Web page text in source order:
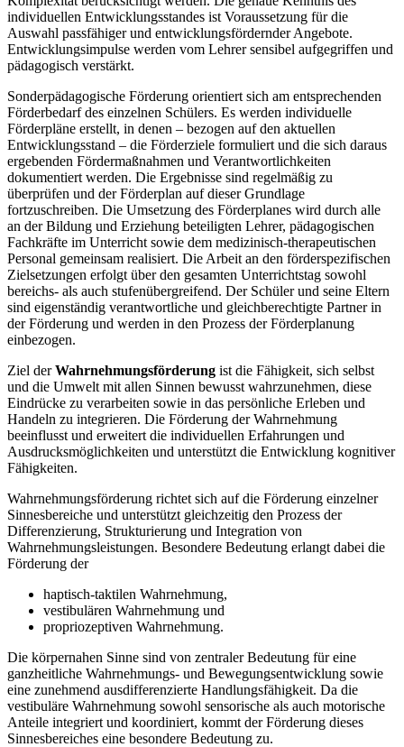
individuellen Entwicklungsstandes ist Voraussetzung für die
Auswahl passfähiger und entwicklungsfördernder Angebote.
Entwicklungsimpulse werden vom Lehrer sensibel aufgegriffen und
pädagogisch verstärkt.
Sonderpädagogische Förderung orientiert sich am entsprechenden
Förderbedarf des einzelnen Schülers. Es werden individuelle
Förderpläne erstellt, in denen – bezogen auf den aktuellen
Entwicklungsstand – die Förderziele formuliert und die sich daraus
ergebenden Fördermaßnahmen und Verantwortlichkeiten
dokumentiert werden. Die Ergebnisse sind regelmäßig zu
überprüfen und der Förderplan auf dieser Grundlage
fortzuschreiben. Die Umsetzung des Förderplanes wird durch alle
an der Bildung und Erziehung beteiligten Lehrer, pädagogischen
Fachkräfte im Unterricht sowie dem medizinisch-therapeutischen
Personal gemeinsam realisiert. Die Arbeit an den förderspezifischen
Zielsetzungen erfolgt über den gesamten Unterrichtstag sowohl
bereichs- als auch stufenübergreifend. Der Schüler und seine Eltern
sind eigenständig verantwortliche und gleichberechtigte Partner in
der Förderung und werden in den Prozess der Förderplanung
einbezogen.
Ziel derWahrnehmungsförderung ist die Fähigkeit, sich selbst
und die Umwelt mit allen Sinnen bewusst wahrzunehmen, diese
Eindrücke zu verarbeiten sowie in das persönliche Erleben und
Handeln zu integrieren. Die Förderung der Wahrnehmung
beeinflusst und erweitert die individuellen Erfahrungen und
Ausdrucksmöglichkeiten und unterstützt die Entwicklung kognitiver
Fähigkeiten.
Wahrnehmungsförderung richtet sich auf die Förderung einzelner
Sinnesbereiche und unterstützt gleichzeitig den Prozess der
Differenzierung, Strukturierung und Integration von
Wahrnehmungsleistungen. Besondere Bedeutung erlangt dabei die
Förderung der
haptisch-taktilen Wahrnehmung,
vestibulären Wahrnehmung und
propriozeptiven Wahrnehmung.
Die körpernahen Sinne sind von zentraler Bedeutung für eine
ganzheitliche Wahrnehmungs- und Bewegungsentwicklung sowie
eine zunehmend ausdifferenzierte Handlungsfähigkeit. Da die
vestibuläre Wahrnehmung sowohl sensorische als auch motorische
Anteile integriert und koordiniert, kommt der Förderung dieses
Sinnesbereiches eine besondere Bedeutung zu.